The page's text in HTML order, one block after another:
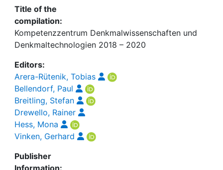
Title of the
compilation:
Kompetenzzentrum Denkmalwissenschaften und
Denkmaltechnologien 2018 – 2020
Editors:
Arera-Rütenik, Tobias
Bellendorf, Paul
Breitling, Stefan
Drewello, Rainer
Hess, Mona
Vinken, Gerhard
Publisher
Information: